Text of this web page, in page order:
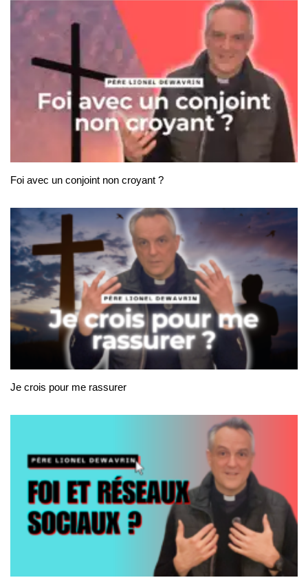
Foi avec un conjoint non croyant ?
Je crois pour me rassurer